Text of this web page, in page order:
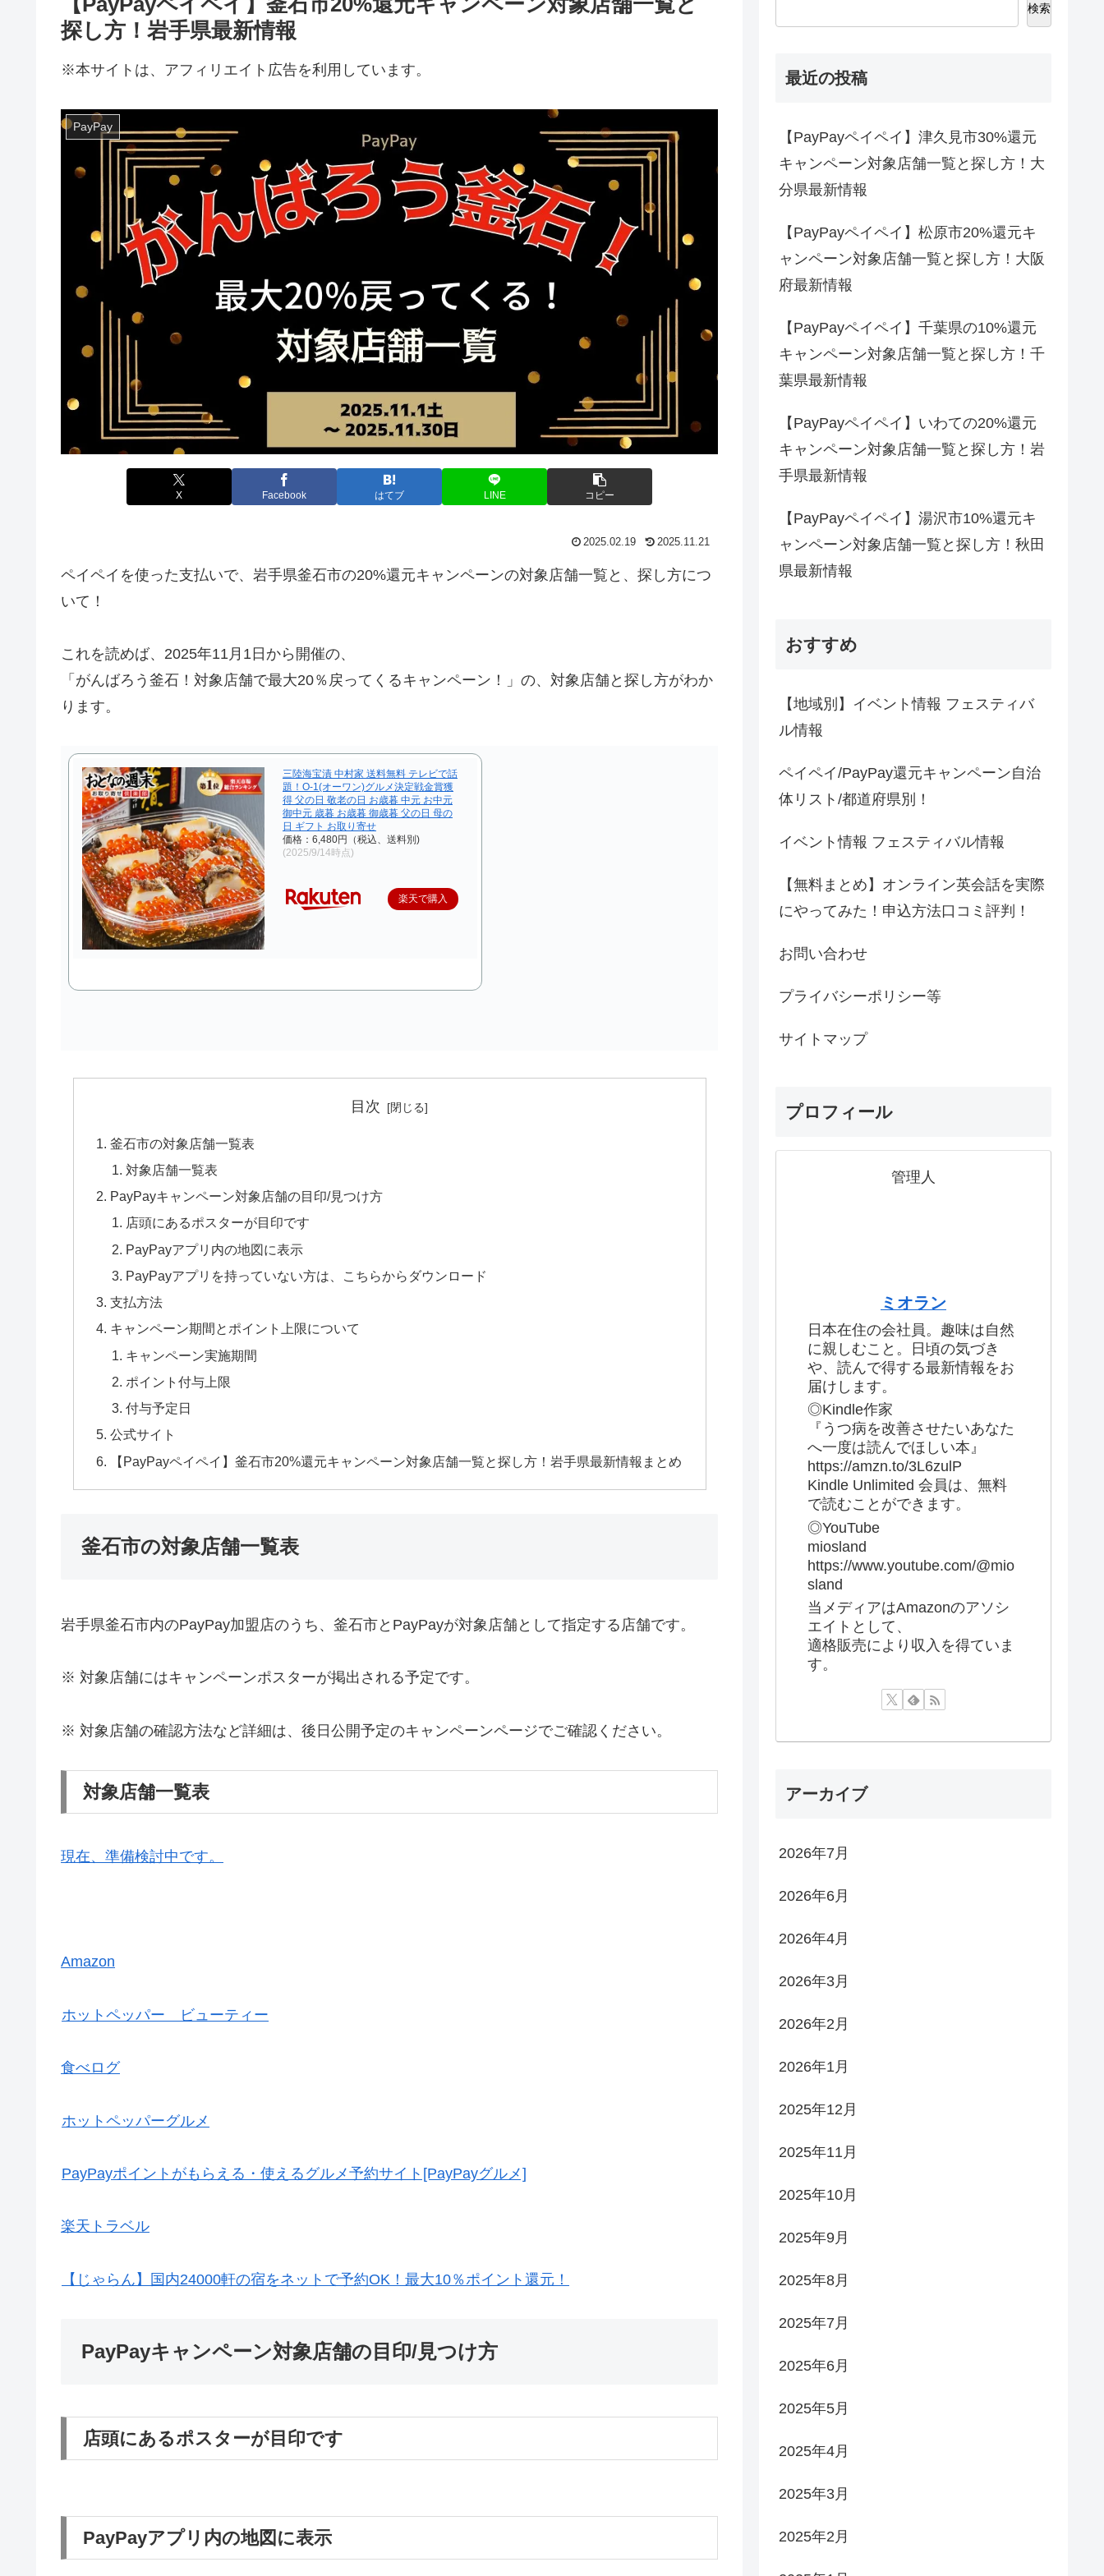
探し方！岩手県最新情報
※本サイトは、アフィリエイト広告を利用しています。
PayPay
X Facebook はてブ LINE コピー
2025.02.19 2025.11.21
ペイペイを使った支払いで、岩手県釜石市の20%還元キャンペーンの対象店舗一覧と、探し方につ
いて！
これを読めば、2025年11月1日から開催の、
「がんばろう釜石！対象店舗で最大20％戻ってくるキャンペーン！」の、対象店舗と探し方がわか
ります。
三陸海宝漬 中村家 送料無料 テレビで話
題！O-1(オーワン)グルメ決定戦金賞獲
得 父の日 敬老の日 お歳暮 中元 お中元
御中元 歳暮 お歳暮 御歳暮 父の日 母の
日 ギフト お取り寄せ
価格：6,480円（税込、送料別)
(2025/9/14時点)
楽天で購入
目次
釜石市の対象店舗一覧表
対象店舗一覧表
PayPayキャンペーン対象店舗の目印/見つけ方
店頭にあるポスターが目印です
PayPayアプリ内の地図に表示
PayPayアプリを持っていない方は、こちらからダウンロード
支払方法
キャンペーン期間とポイント上限について
キャンペーン実施期間
ポイント付与上限
付与予定日
公式サイト
【PayPayペイペイ】釜石市20%還元キャンペーン対象店舗一覧と探し方！岩手県最新情報まとめ
釜石市の対象店舗一覧表
岩手県釜石市内のPayPay加盟店のうち、釜石市とPayPayが対象店舗として指定する店舗です。
※ 対象店舗にはキャンペーンポスターが掲出される予定です。
※ 対象店舗の確認方法など詳細は、後日公開予定のキャンペーンページでご確認ください。
対象店舗一覧表
現在、準備検討中です。
Amazon
ホットペッパー ビューティー
食べログ
ホットペッパーグルメ
PayPayポイントがもらえる・使えるグルメ予約サイト[PayPayグルメ]
楽天トラベル
【じゃらん】国内24000軒の宿をネットで予約OK！最大10％ポイント還元！
PayPayキャンペーン対象店舗の目印/見つけ方
店頭にあるポスターが目印です
PayPayアプリ内の地図に表示
検索
最近の投稿
【PayPayペイペイ】津久見市30%還元
キャンペーン対象店舗一覧と探し方！大
分県最新情報
【PayPayペイペイ】松原市20%還元キ
ャンペーン対象店舗一覧と探し方！大阪
府最新情報
【PayPayペイペイ】千葉県の10%還元
キャンペーン対象店舗一覧と探し方！千
葉県最新情報
【PayPayペイペイ】いわての20%還元
キャンペーン対象店舗一覧と探し方！岩
手県最新情報
【PayPayペイペイ】湯沢市10%還元キ
ャンペーン対象店舗一覧と探し方！秋田
県最新情報
おすすめ
【地域別】イベント情報 フェスティバ
ル情報
ペイペイ/PayPay還元キャンペーン自治
体リスト/都道府県別！
イベント情報 フェスティバル情報
【無料まとめ】オンライン英会話を実際
にやってみた！申込方法口コミ評判！
お問い合わせ
プライバシーポリシー等
サイトマップ
プロフィール
管理人
ミオラン
日本在住の会社員。趣味は自然
に親しむこと。日頃の気づき
や、読んで得する最新情報をお
届けします。
◎Kindle作家
『うつ病を改善させたいあなた
へ一度は読んでほしい本』
https://amzn.to/3L6zulP
Kindle Unlimited 会員は、無料
で読むことができます。
◎YouTube
miosland
https://www.youtube.com/@mio
sland
当メディアはAmazonのアソシ
エイトとして、
適格販売により収入を得ていま
す。
アーカイブ
2026年7月
2026年6月
2026年4月
2026年3月
2026年2月
2026年1月
2025年12月
2025年11月
2025年10月
2025年9月
2025年8月
2025年7月
2025年6月
2025年5月
2025年4月
2025年3月
2025年2月